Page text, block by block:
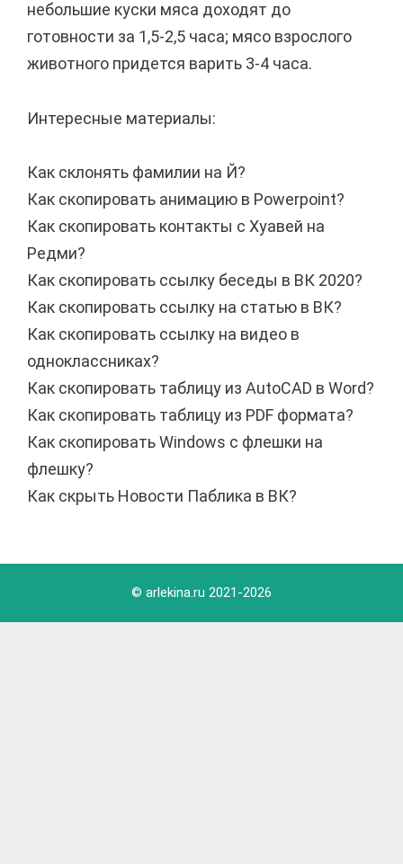
небольшие куски мяса доходят до
готовности за 1,5-2,5 часа; мясо взрослого
животного придется варить 3-4 часа.
Интересные материалы:
Как склонять фамилии на Й?
Как скопировать анимацию в Powerpoint?
Как скопировать контакты с Хуавей на
Редми?
Как скопировать ссылку беседы в ВК 2020?
Как скопировать ссылку на статью в ВК?
Как скопировать ссылку на видео в
одноклассниках?
Как скопировать таблицу из AutoCAD в Word?
Как скопировать таблицу из PDF формата?
Как скопировать Windows с флешки на
флешку?
Как скрыть Новости Паблика в ВК?
© arlekina.ru 2021-2026